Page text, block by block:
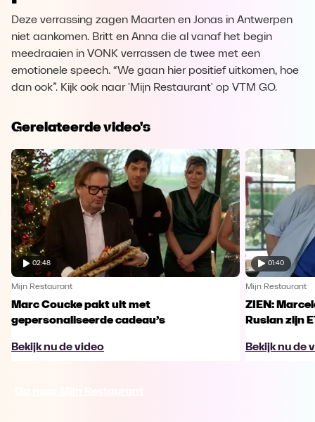
Deze verrassing zagen Maarten en Jonas in Antwerpen
niet aankomen. Britt en Anna die al vanaf het begin
meedraaien in VONK verrassen de twee met een
emotionele speech. “We gaan hier positief uitkomen, hoe
dan ook”. Kijk ook naar 'Mijn Restaurant' op VTM GO.
Gerelateerde video's
02:48
Mijn Restaurant
Marc Coucke pakt uit met
gepersonaliseerde cadeau’s
Bekijk nu de video
01:40
Mijn Restaurant
ZIEN:
Ruslan zijn
Bekijk nu de